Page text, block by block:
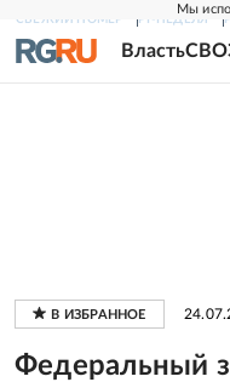
Мы
СВЕЖИЙ НОМЕР РГ-НЕДЕЛЯ
ВластьСВО
Федеральный